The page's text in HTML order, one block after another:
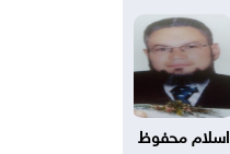
اسلام محفوظ